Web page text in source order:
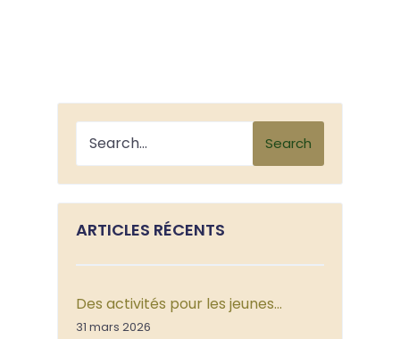
Search
ARTICLES RÉCENTS
Des activités pour les jeunes…
31 mars 2026